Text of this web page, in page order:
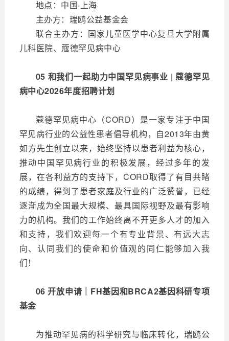
地点：中国·上海
主办方：瑞鸥公益基金会
联合主办方：国家儿童医学中心复旦大学附属
儿科医院、蔻德罕见病中心
05 和我们一起助力中国罕见病事业 | 蔻德罕见
病中心2026年度招聘计划
蔻德罕见病中心（CORD）是一家专注于中国
罕见病行业的公益性患者倡导机构，自2013年由黄
如方先生创立以来，始终坚持以患者利益为核心，
推动中国罕见病行业的积极发展，经过多年的发
展，在各利益方的支持下，CORD取得了有目共睹
的成绩，得到了患者家庭及行业的广泛赞誉，已经
逐渐成为全国最大规模、最具国际视野及最有影响
力的机构。我们的工作始终离不开更多人才的加入
和支持，我们欢迎每一个有专业背景、有远大志
向、认同我们的使命和价值观的同仁能够加入我
们！
06 开放申请｜FH基因和BRCA2基因科研专项
基金
为推动罕见病的科学研究与临床转化，瑞鸥公